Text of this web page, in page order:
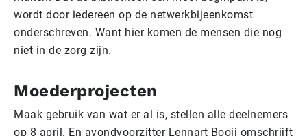
wordt door iedereen op de netwerkbijeenkomst
onderschreven. Want hier komen de mensen die nog
niet in de zorg zijn.
Moederprojecten
Maak gebruik van wat er al is, stellen alle deelnemers
op 8 april. En avondvoorzitter Lennart Booij omschrijft